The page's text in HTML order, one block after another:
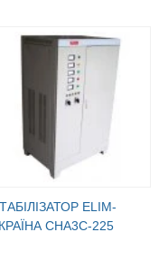
ELIM-
СНА3С-225